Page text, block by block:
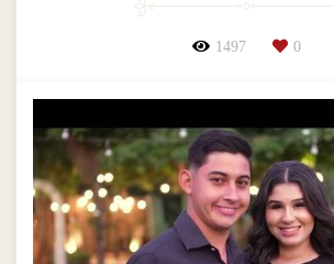
1497 0